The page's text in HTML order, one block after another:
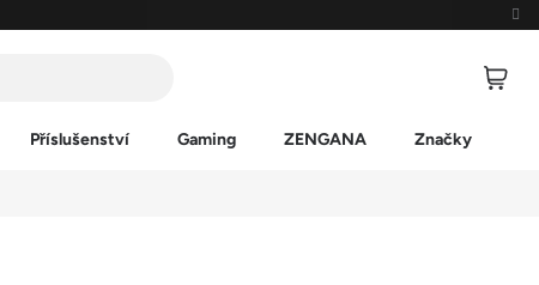
Příslušenství Gaming ZENGANA Značky